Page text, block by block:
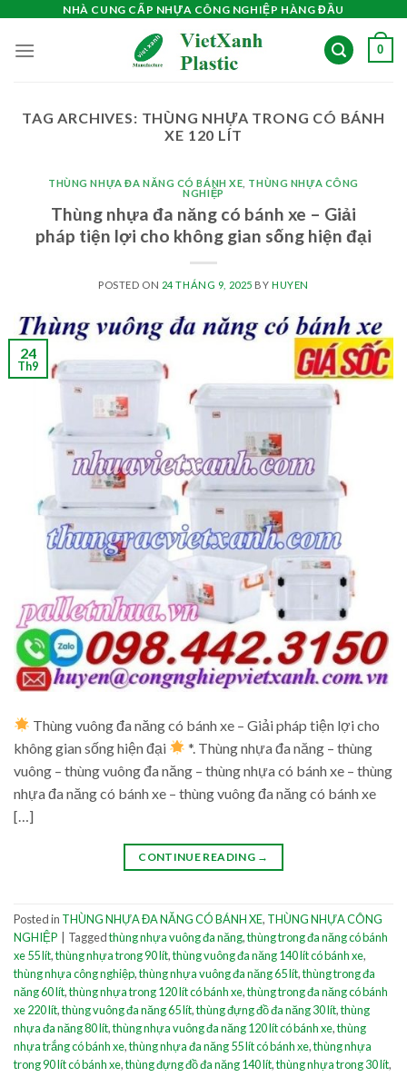
content
NHÀ CUNG CẤP NHỰA CÔNG NGHIỆP HÀNG ĐẦU
0
TAG ARCHIVES: THÙNG NHỰA TRONG CÓ BÁNH
XE 120 LÍT
THÙNG NHỰA ĐA NĂNG CÓ BÁNH XE THÙNG NHỰA CÔNG
NGHIỆP
Thùng nhựa đa năng có bánh xe – Giải
pháp tiện lợi cho không gian sống hiện đại
POSTED ON 24 THÁNG 9, 2025 BY HUYEN
24
Th9
Thùng vuông đa năng có bánh xe – Giải pháp tiện lợi cho
không gian sống hiện đại
*. Thùng nhựa đa năng – thùng
vuông – thùng vuông đa năng – thùng nhựa có bánh xe – thùng
nhựa đa năng có bánh xe – thùng vuông đa năng có bánh xe
[…]
CONTINUE READING →
Posted in THÙNG NHỰA ĐA NĂNG CÓ BÁNH XE, THÙNG NHỰA CÔNG
NGHIỆP
Taggedthùng nhựa vuông đa năng,thùng trong đa năng có bánh
xe 55 lít,thùng nhựa trong 90 lít,thùng vuông đa năng 140 lít có bánh xe,
thùng nhựa công nghiệp,thùng nhựa vuông đa năng 65 lít,thùng trong đa
năng 60 lít,thùng nhựa trong 120 lít có bánh xe,thùng trong đa năng có bánh
xe 220 lít,thùng vuông đa năng 65 lít,thùng đựng đồ đa năng 30 lít,thùng
nhựa đa năng 80 lít,thùng nhựa vuông đa năng 120 lít có bánh xe,thùng
nhựa trắng có bánh xe,thùng nhựa đa năng 55 lít có bánh xe,thùng nhựa
trong 90 lít có bánh xe,thùng đựng đồ đa năng 140 lít,thùng nhựa trong 30 lít,